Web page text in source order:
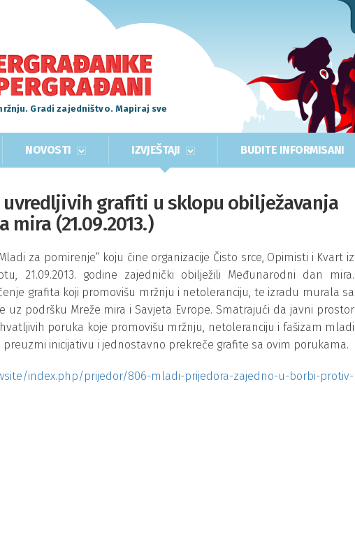
Gradi zajedništvo. Mapiraj sve
NOVOSTI IZVJEŠTAJI BUDITE INFORMISANI
uvredljivih grafiti u sklopu obilježavanja
mira (21.09.2013.)
za pomirenje“ koju čine organizacije Čisto srce, Opimisti i Kvart iz
21.09.2013. godine zajednički obilježili Međunarodni dan mira.
grafita koji promovišu mržnju i netoleranciju, te izradu murala sa
uz podršku Mreže mira i Savjeta Evrope. Smatrajući da javni prostor
poruka koje promovišu mržnju, netoleranciju i fašizam mladi
preuzmi inicijativu i jednostavno prekreče grafite sa ovim porukama.
index.php/prijedor/806-mladi-prijedora-zajedno-u-borbi-protiv-